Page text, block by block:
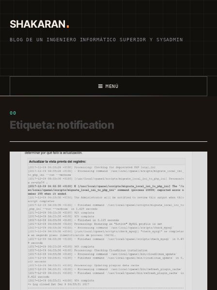
contenido
SHAKARAN
BLOG DE UN INGENIERO INFORMÁTICO SUPERIOR Y SYSADMIN
MENÚ
Etiqueta: notification